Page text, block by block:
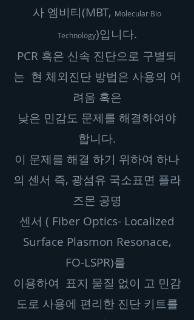
사 엠비티(MBT, Molecular Bio
Technology)입니다.
PCR 혹은 신속 진단으로 구별되
는 현 체외진단 방법은 사용의 어
려움 혹은
낮은 민감도 문제를 해결하여야
합니다.
이 문제를 해결 하기 위하여 하나
의 센서 즉, 광섬유 국소표면 플라
즈몬 공명
센서 ( Fiber Optics- Localized
Surface Plasmon Resonace,
FO-LSPR)를
이용하여 표지 물질 없이 고 민감
도로 사용에 편리한 진단 키트를